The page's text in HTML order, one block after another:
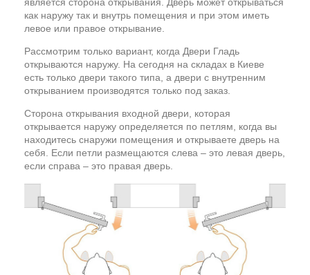
является сторона открывания. Дверь может открываться
как наружу так и внутрь помещения и при этом иметь
левое или правое открывание.
Рассмотрим только вариант, когда Двери Гладь
открываются наружу. На сегодня на складах в Киеве
есть только двери такого типа, а двери с внутренним
открыванием производятся только под заказ.
Сторона открывания входной двери, которая
открывается наружу определяется по петлям, когда вы
находитесь снаружи помещения и открываете дверь на
себя. Если петли размещаются слева – это левая дверь,
если справа – это правая дверь.